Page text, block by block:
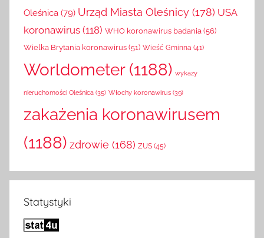
Oleśnica (79) Urząd Miasta Oleśnicy (178) USA
koronawirus (118) WHO koronawirus badania (56)
Wielka Brytania koronawirus (51) Wieść Gminna (41)
Worldometer(1188) wykazy
nieruchomości Oleśnica (35) Włochy koronawirus (39)
zakażenia koronawirusem
(1188) zdrowie (168) ZUS (45)
Statystyki